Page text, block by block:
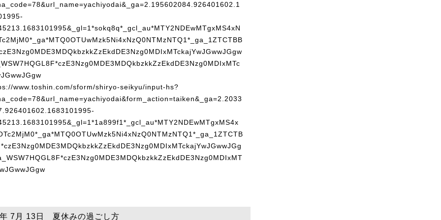
7月 13日 夏休みの過ごし方